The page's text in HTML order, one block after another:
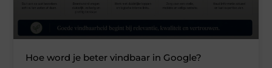
Hoe word je beter vindbaar in Google?